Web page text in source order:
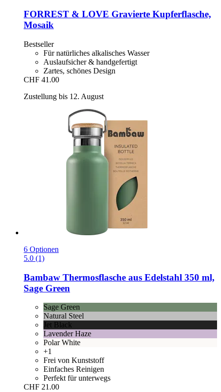
FORREST & LOVE Gravierte Kupferflasche,
Mosaik
Bestseller
Für natürliches alkalisches Wasser
Auslaufsicher & handgefertigt
Zartes, schönes Design
CHF 41.00
Zustellung bis 12. August
6 Optionen
5.0 (1)
Bambaw Thermosflasche aus Edelstahl 350 ml,
Sage Green
Sage Green
Natural Steel
Jet Black
Lavender Haze
Polar White
+1
Frei von Kunststoff
Einfaches Reinigen
Perfekt für unterwegs
CHF 21.00